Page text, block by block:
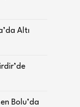
Altı
Bolu’da